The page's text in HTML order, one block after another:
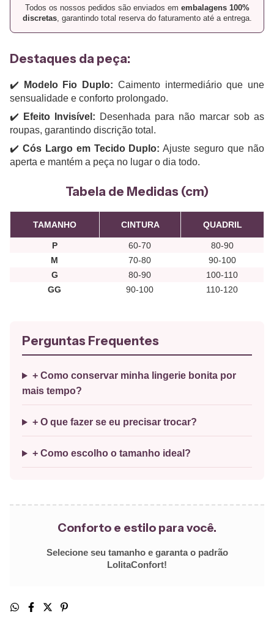
Todos os nossos pedidos são enviados em embalagens 100%
discretas, garantindo total reserva do faturamento até a entrega.
Destaques da peça:
✔️ Modelo Fio Duplo: Caimento intermediário que une
sensualidade e conforto prolongado.
✔️
Efeito Invisível: Desenhada para não marcar sob as
roupas, garantindo discrição total.
✔️ Cós Largo em Tecido Duplo: Ajuste seguro que não
aperta e mantém a peça no lugar o dia todo.
Tabela de Medidas (cm)
TAMANHO CINTURA QUADRIL
P 60-70
80-90
M
70-80
90-100
G
80-90
100-110
GG
90-100 110-120
Perguntas Frequentes
+ Como conservar minha lingerie bonita por
mais tempo?
+ O que fazer se eu precisar trocar?
+ Como escolho o tamanho ideal?
Conforto e estilo para você.
Selecione seu tamanho e garanta o padrão
LolitaConfort!